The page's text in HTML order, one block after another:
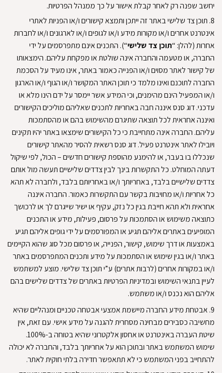
יחשב שפנה רק לאחר קבלת אישור על כך ממנהל הפרטיות.
8. תוכן צד שלישיבאתר זה ייתכן ותמצא קישורים ו/או הפניות לאתרי
אינטרנט אחרים ו/או מקורות מידע ו/או לגופים ו/או לארגונים ו/או לחברות
אחרות (להלן: “תוכן צד שלישי“)
. התכנים אינם מתפרסמים על ידי
החברה, או מטעמה והחברה אינה שולטת או מפקחת עליהם. הימצאותו
של קישור לאתר מסוים ו/או הפנייה כאמור באתר, אינו מעיד על הסכמת
החברה לתוכנם ואינו מלמד כי תוכן האתר המקושר ו/או הגוף ו/או הארגון
ו/או המפעיל הינם מהימנים, וכי המידע אשר יימסר על ידם הינו מלא או
עדכני.דוג סנס איננה חבה באחריות לתכנים שאליהם מוליכים הקישורים
ואיננה אחראית לכל תוצאה שתיגרם מהשימוש בהם או מהסתמכות
עליהם. החברה אינה מתחייבת כי כל הקישורים שימצאו באתר יהיו תקינים
ויובילו לאתר אינטרנט פעיל.דוג סנס רשאית להסיר מהאתר קישורים
שנכללו בו בעבר, או להימנע מהוספת קישורים חדשים – הכול, לפי שיקול
דעתה המוחלט. כל התקשרות בינך לבין צדדים שלישיים תעשה מול אותם
צדדים שלישיים בלבד, באחריותך ו/או באחריותם בלבד, ולחברה לא תהא
כל אחריות ו/או מחויבות בקשר עם התקשרות כאמור. החברה איננה
אחראית ולא תהא חייבת בגין כל נזק, עקיף או ישיר שייגרם לך או לרכושך
כתוצאה משימוש או הסתמכות על פרסום, פעילות, מידע או התכנים
המופיעים באתרים אליהם תגיע או המפורסמים על ידי גופים אליהם תגיע
באמצעות או דרך שימוש, קישור, הפנייה, או פרסום מכל סוג שהוא הקיימים
באתר ו/או בגין שימוש או הסתמכות על מידע ותכנים המתפרסמים באתר
ו/או במקורות אחרים (לרבות אתרים) ע”י תוכן צד שלישי. מוצע למשתמש
לעיין בתנאי השימוש ובמדיניות הפרטיות באתרים של צדדים שלישים בהם
אליהם הוא נכנס ו/או משתמש.
9. אבטחת מידע החברה מיישמת אמצעי אבטחה טכניים ומנהליים שהיא
מחשיבה כסבירים מבחינה מסחרית להגנה על מידע אישי. עם זאת, אין
שיטת העברה באינטרנט או אחסון אלקטרוני שהיא בטוחה ב-100%
.
שימוש המשתמש באתר ובתוכן הוא על אחריותך בלבד, והחברה לא יכולה
להתחייב בפני המשתמש כי לא תתאפשר חדירה בלתי חוקית לאתר.